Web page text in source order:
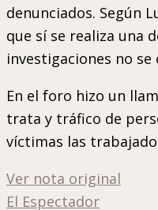
denunciados. Según
que sí se realiza una
investigaciones no se
En el foro hizo un
trata y tráfico de
víctimas las
Ver nota original
El Espectador